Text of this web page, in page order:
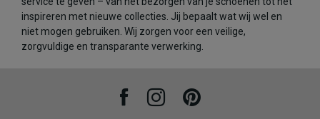
inspireren met nieuwe collecties. Jij bepaalt wat wij wel en
niet mogen gebruiken. Wij zorgen voor een veilige,
zorgvuldige en transparante verwerking.
FacebookInstagramPinterest